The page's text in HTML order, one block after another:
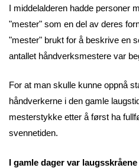
I middelalderen hadde personer
"mester" som en del av deres
"mester" brukt for å beskrive en
antallet håndverksmestere var
For at man skulle kunne oppnå
håndverkerne i den gamle
mesterstykke etter å først ha
svennetiden.
I gamle dager var